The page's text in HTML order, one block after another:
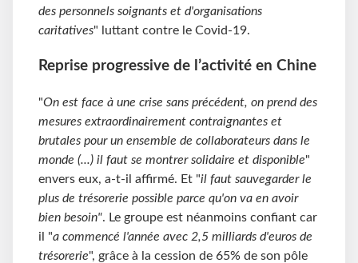
des personnels soignants et d'organisations
caritatives" luttant contre le Covid-19.
Reprise progressive de l’activité en Chine
"On est face à une crise sans précédent, on prend des
mesures extraordinairement contraignantes et
brutales pour un ensemble de collaborateurs dans le
monde (...) il faut se montrer solidaire et disponible"
envers eux, a-t-il affirmé. Et "il faut sauvegarder le
plus de trésorerie possible parce qu'on va en avoir
bien besoin". Le groupe est néanmoins confiant car
il "a commencé l'année avec 2,5 milliards d'euros de
trésorerie", grâce à la cession de 65% de son pôle